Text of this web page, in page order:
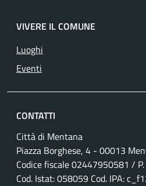
VIVERE IL COMUNE
Luoghi
Eventi
CONTATTI
Città di Mentana
Piazza Borghese, 4 - 00013
Codice fiscale02447950581 /
Cod. Istat: 058059 Cod. IPA: